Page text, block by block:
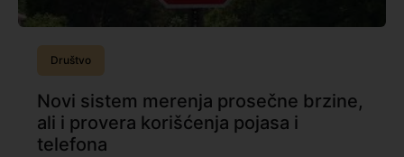
Društvo
Novi sistem merenja prosečne brzine,
ali i provera korišćenja pojasa i
telefona